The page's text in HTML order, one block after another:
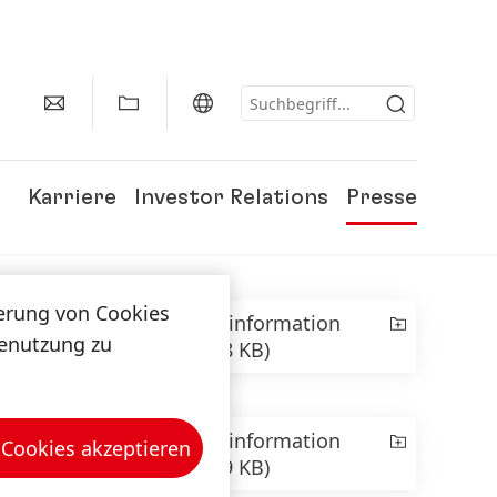
Karriere Investor Relations Presse
Presseinformation
(257,28 KB)
Presseinformation
(138,29 KB)
von Cookies
zu
akzeptieren